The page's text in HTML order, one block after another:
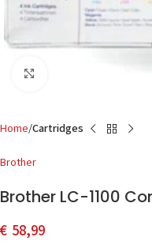
Home Cartridges
Brother
Brother LC-1100
€ 58,99